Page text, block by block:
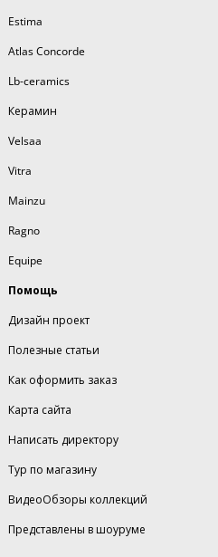
Estima
Atlas Concorde
Lb-ceramics
Керамин
Velsaa
Vitra
Mainzu
Ragno
Equipe
Помощь
Дизайн проект
Полезные статьи
Как оформить заказ
Карта сайта
Написать директору
Тур по магазину
ВидеоОбзоры коллекций
Представлены в шоуруме